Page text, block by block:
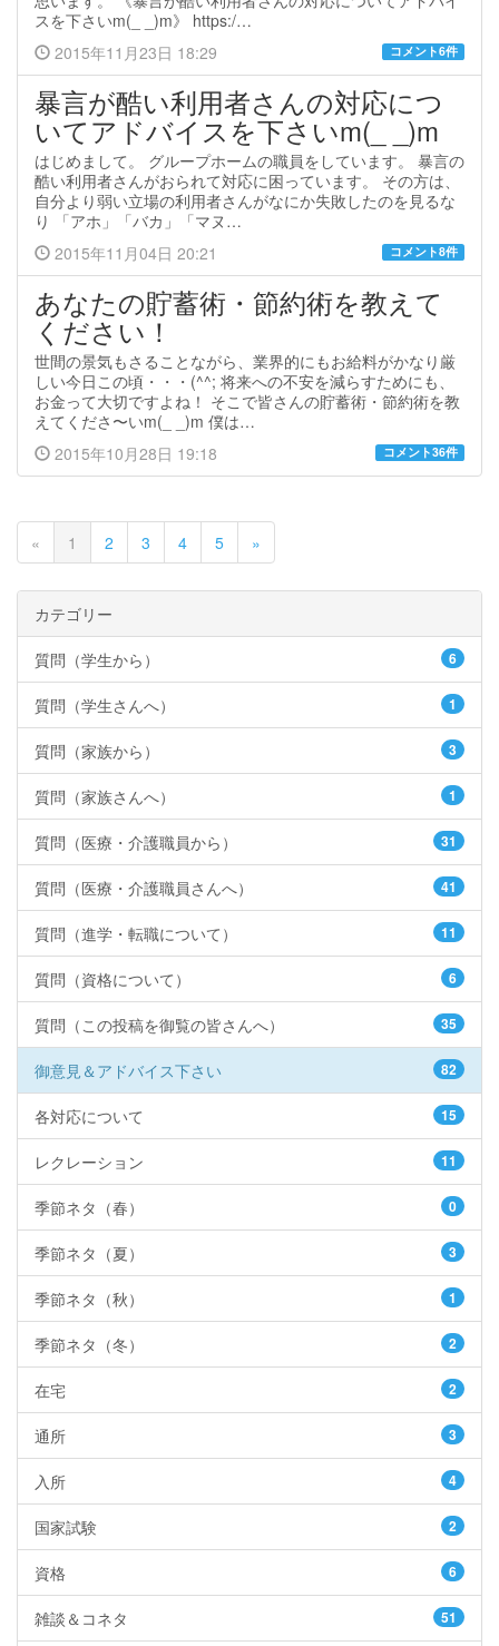
スを下さいm(_ _)m》 https:/…
2015年11月23日 18:29
コメント6件
暴言が酷い利用者さんの対応につ
いてアドバイスを下さいm(_ _)m
はじめまして。 グループホームの職員をしています。 暴言の
酷い利用者さんがおられて対応に困っています。 その方は、
自分より弱い立場の利用者さんがなにか失敗したのを見るな
り 「アホ」「バカ」「マヌ…
2015年11月04日 20:21
コメント8件
あなたの貯蓄術・節約術を教えて
ください！
世間の景気もさることながら、業界的にもお給料がかなり厳
しい今日この頃・・・(^^; 将来への不安を減らすためにも、
お金って大切ですよね！ そこで皆さんの貯蓄術・節約術を教
えてくださ〜いm(_ _)m 僕は…
2015年10月28日 19:18
コメント36件
« 1 2 3 4 5 »
カテゴリー
質問（学生から） 6
質問（学生さんへ） 1
質問（家族から） 3
質問（家族さんへ） 1
質問（医療・介護職員から） 31
質問（医療・介護職員さんへ） 41
質問（進学・転職について） 11
質問（資格について） 6
質問（この投稿を御覧の皆さんへ） 35
御意見＆アドバイス下さい 82
各対応について 15
レクレーション 11
季節ネタ（春） 0
季節ネタ（夏） 3
季節ネタ（秋） 1
季節ネタ（冬） 2
在宅 2
通所 3
入所 4
国家試験 2
資格 6
雑談＆コネタ 51